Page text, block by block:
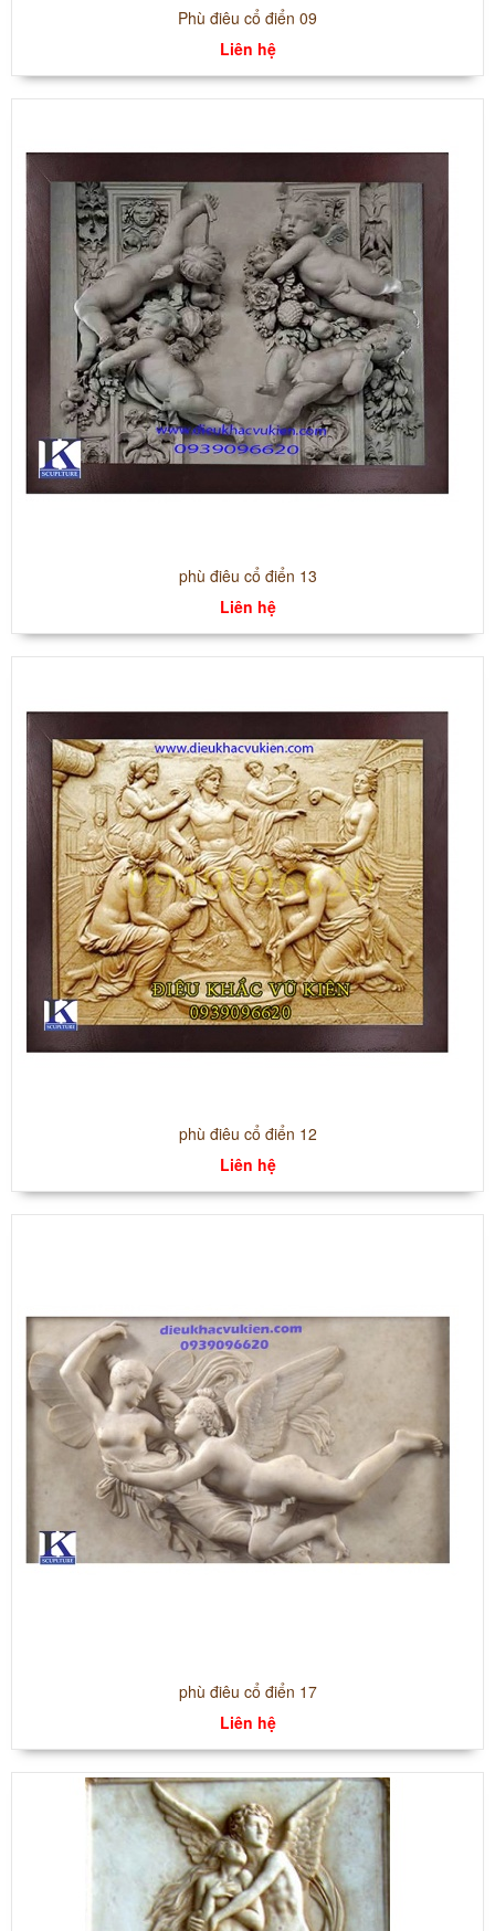
Phù điêu cổ điển 09
Liên hệ
phù điêu cổ điển 13
Liên hệ
phù điêu cổ điển 12
Liên hệ
phù điêu cổ điển 17
Liên hệ